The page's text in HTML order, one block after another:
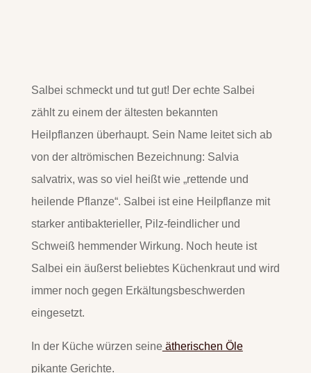
Salbei schmeckt und tut gut! Der echte Salbei
zählt zu einem der ältesten bekannten
Heilpflanzen überhaupt. Sein Name leitet sich ab
von der altrömischen Bezeichnung: Salvia
salvatrix, was so viel heißt wie „rettende und
heilende Pflanze“. Salbei ist eine Heilpflanze mit
starker antibakterieller, Pilz-feindlicher und
Schweiß hemmender Wirkung. Noch heute ist
Salbei ein äußerst beliebtes Küchenkraut und wird
immer noch gegen Erkältungsbeschwerden
eingesetzt.
In der Küche würzen seineätherischen Öle
pikante Gerichte.